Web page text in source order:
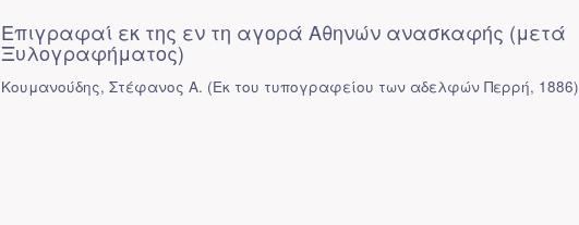
Επιγραφαί εκ της εν τη αγορά Αθηνών ανασκαφής (μετά
Ξυλογραφήματος)
Κουμανούδης, Στέφανος Α. (Εκ του τυπογραφείου των αδελφών Περρή, 1886)